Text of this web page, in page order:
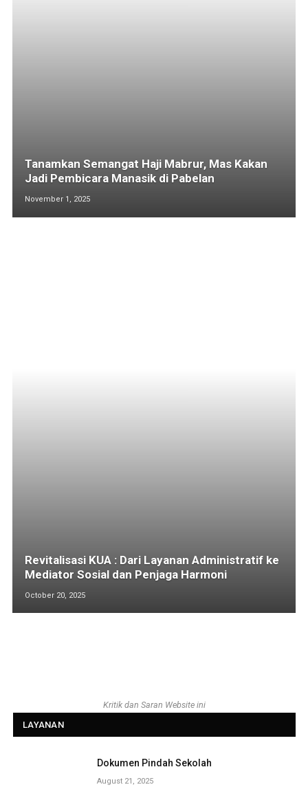
Tanamkan Semangat Haji Mabrur, Mas Kakan
Jadi Pembicara Manasik di Pabelan
November 1, 2025
Revitalisasi KUA : Dari Layanan Administratif ke
Mediator Sosial dan Penjaga Harmoni
October 20, 2025
Kritik dan Saran Website ini
LAYANAN
Dokumen Pindah Sekolah
August 21, 2025